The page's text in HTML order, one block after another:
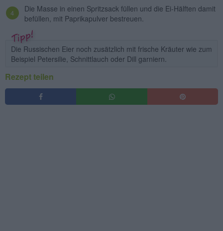
Die Masse in einen Spritzsack füllen und die Ei-Hälften damit
befüllen, mit Paprikapulver bestreuen.
Die Russischen Eier noch zusätzlich mit frische Kräuter wie zum
Beispiel Petersilie, Schnittlauch oder Dill garniern.
Rezept teilen